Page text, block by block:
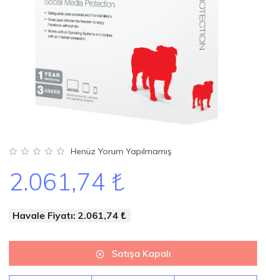
Henüz Yorum Yapılmamış
2.061,74 ₺
Havale Fiyatı: 2.061,74 ₺
Satışa Kapalı